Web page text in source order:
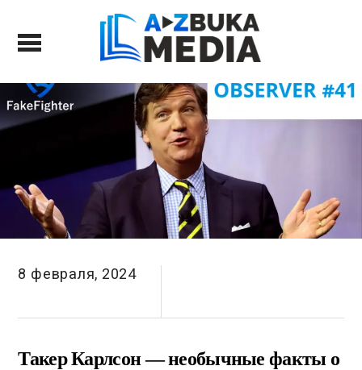
8 февраля, 2024
Такер Карлсон — необычные факты о